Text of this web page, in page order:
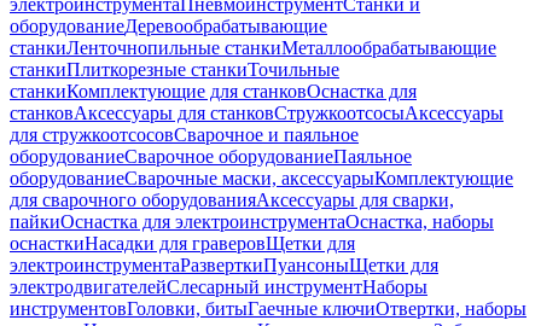
электроинструментаПневмоинструментСтанки и
оборудованиеДеревообрабатывающие
станкиЛенточнопильные станкиМеталлообрабатывающие
станкиПлиткорезные станкиТочильные
станкиКомплектующие для станковОснастка для
станковАксессуары для станковСтружкоотсосыАксессуары
для стружкоотсосовСварочное и паяльное
оборудованиеСварочное оборудованиеПаяльное
оборудованиеСварочные маски, аксессуарыКомплектующие
для сварочного оборудованияАксессуары для сварки,
пайкиОснастка для электроинструментаОснастка, наборы
оснасткиНасадки для граверовЩетки для
электроинструментаРазверткиПуансоныЩетки для
электродвигателейСлесарный инструментНаборы
инструментовГоловки, битыГаечные ключиОтвертки, наборы